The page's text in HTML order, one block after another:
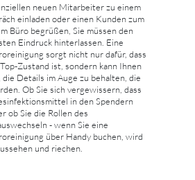
neuen Mitarbeiter zu einem
einladen oder einen Kunden zum
Büro begrüßen, Sie müssen den
Eindruck hinterlassen. Eine
sorgt nicht nur dafür, dass
Zustand ist, sondern kann Ihnen
die Details im Auge zu behalten, die
Ob Sie sich vergewissern, dass
in den Spendern
ob Sie die Rollen des
- wenn Sie eine
über Handy buchen, wird
und riechen.